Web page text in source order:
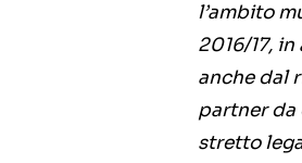
l’ambito
2016/17,
anche dal
partner da
stretto